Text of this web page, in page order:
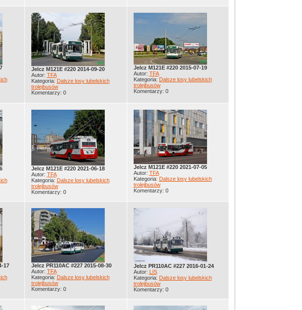
Jelcz M121E #220 2014-09-20
Autor: TFA
Kategoria: Dalsze losy lubelskich
trolejbusów
Komentarzy: 0
Jelcz M121E #220 2015-07-19
Autor: TFA
Kategoria: Dalsze losy lubelskich
trolejbusów
Komentarzy: 0
Jelcz M121E #220 2021-06-18
Autor: TFA
Kategoria: Dalsze losy lubelskich
trolejbusów
Komentarzy: 0
Jelcz M121E #220 2021-07-05
Autor: TFA
Kategoria: Dalsze losy lubelskich
trolejbusów
Komentarzy: 0
17
Jelcz PR110AC #227 2015-08-30
Autor: TFA
Kategoria: Dalsze losy lubelskich
trolejbusów
Komentarzy: 0
Jelcz PR110AC #227 2016-01-24
Autor: LIS
Kategoria: Dalsze losy lubelskich
trolejbusów
Komentarzy: 0